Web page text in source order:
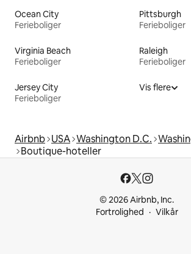
Ocean City
Ferieboliger
Pittsburgh
Ferieboliger
Virginia Beach
Ferieboliger
Raleigh
Ferieboliger
Jersey City
Ferieboliger
Vis flere
Airbnb USA Washington D.C.
Boutique-hoteller
© 2026 Airbnb, Inc.
Fortrolighed
Vilkår